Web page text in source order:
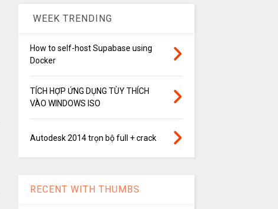
WEEK TRENDING
How to self-host Supabase using
Docker
TÍCH HỢP ỨNG DỤNG TÙY THÍCH
VÀO WINDOWS ISO
Autodesk 2014 trọn bộ full + crack
RECENT WITH THUMBS